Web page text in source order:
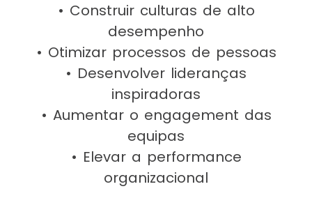
• Construir culturas de alto
desempenho
• Otimizar processos de pessoas
• Desenvolver lideranças
inspiradoras
• Aumentar o engagement das
equipas
• Elevar a performance
organizacional